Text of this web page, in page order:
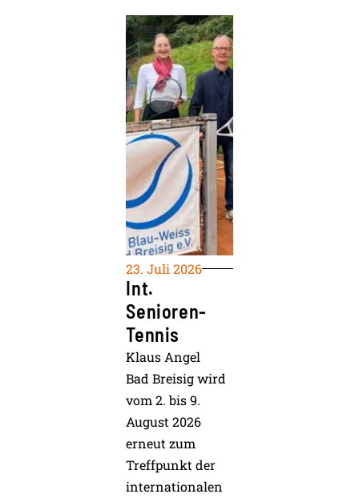
23. Juli 2026
Int.
Senioren-
Tennis
Klaus Angel
Bad Breisig wird
vom 2. bis 9.
August 2026
erneut zum
Treffpunkt der
internationalen